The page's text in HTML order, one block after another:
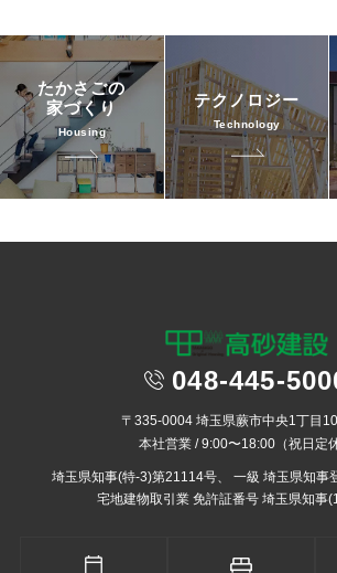
たかさごの
家づくり
Housing
テクノロジー
Technology
048-445-
〒335-0004 埼玉県蕨市中央1丁目
本社営業 / 9:00〜18:00（祝日定休
埼玉県知事(特-3)第21114号、
一級 埼玉県知事
宅地建物取引業 免許証番号 埼玉県知事